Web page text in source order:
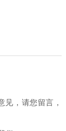
见，请您留言，